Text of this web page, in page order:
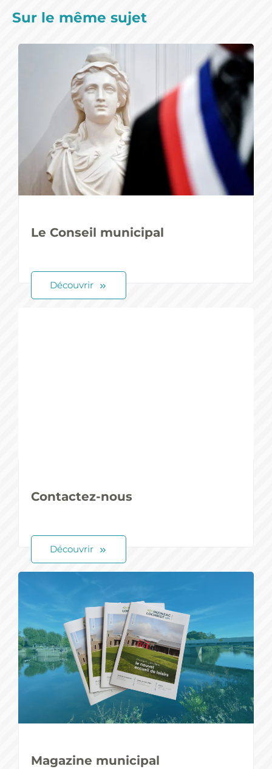
Sur le même sujet
Le Conseil municipal
Découvrir
Contactez-nous
Découvrir
Magazine municipal